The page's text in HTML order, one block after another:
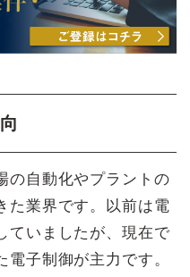
の自動化やプラントの
た業界です。以前は電
ていましたが、現在で
子制御が主力です。